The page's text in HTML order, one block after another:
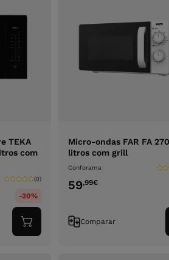
TEKA
com
(0)
-20%
Adicionar
ao
Micro-ondas FAR FA
litros com grill
Conforama
59,99€
Comparar